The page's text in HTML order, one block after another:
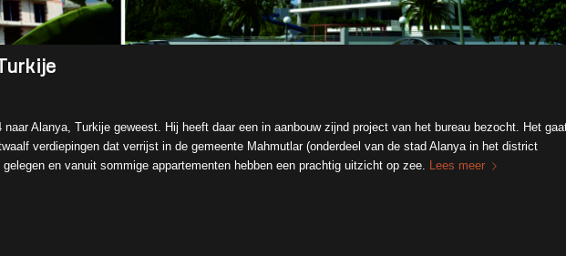
naar Alanya, Turkije geweest. Hij heeft daar een in aanbouw zijnd project van het bureau bezocht. Het
verdiepingen dat verrijst in de gemeente Mahmutlar (onderdeel van de stad Alanya in het district
en vanuit sommige appartementen hebben een prachtig uitzicht op zee. Lees meer